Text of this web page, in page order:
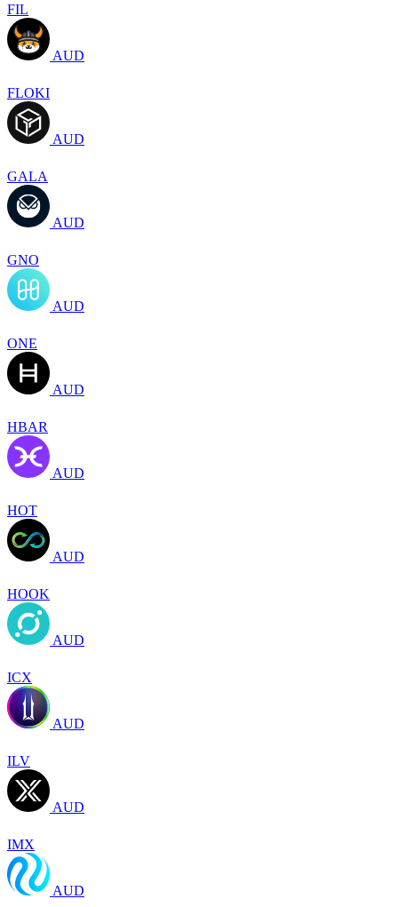
FIL
AUD
FLOKI
AUD
GALA
AUD
GNO
AUD
ONE
AUD
HBAR
AUD
HOT
AUD
HOOK
AUD
ICX
AUD
ILV
AUD
IMX
AUD